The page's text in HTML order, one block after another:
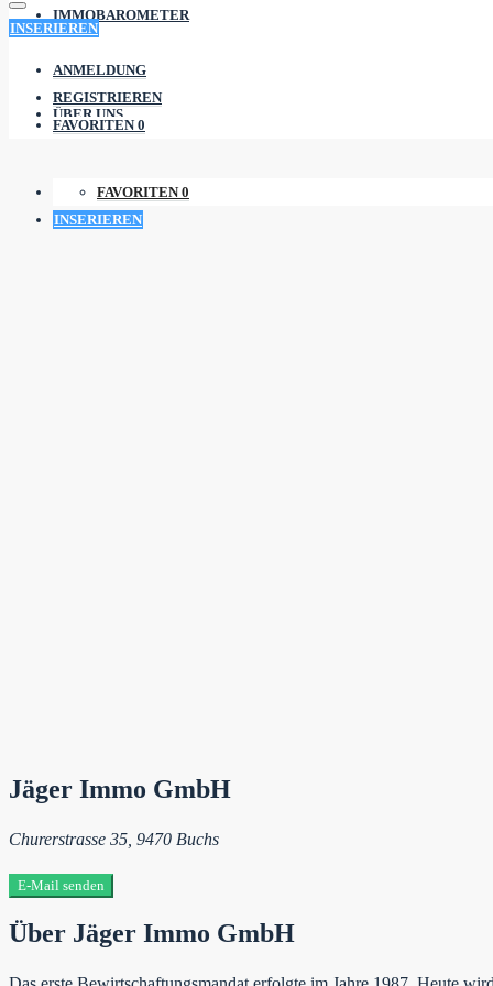
IMMOBAROMETER
ÜBER UNS
FAVORITEN 0
INSERIEREN
INSERIEREN
ANMELDUNG
REGISTRIEREN
FAVORITEN 0
Jäger Immo GmbH
Churerstrasse 35, 9470 Buchs
E-Mail senden
Über Jäger Immo GmbH